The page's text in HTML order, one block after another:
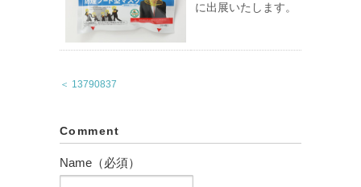
に出展いたします。
＜ 13790837
Comment
Name（必須）